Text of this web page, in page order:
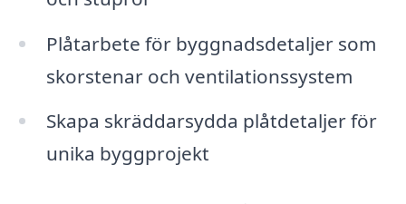
Plåtarbete för byggnadsdetaljer som
skorstenar och ventilationssystem
Skapa skräddarsydda plåtdetaljer för
unika byggprojekt